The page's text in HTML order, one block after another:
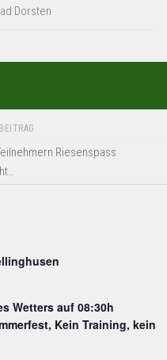
Dorsten
Riesenspass
Wetters auf 08:30h
Kein Training, kein